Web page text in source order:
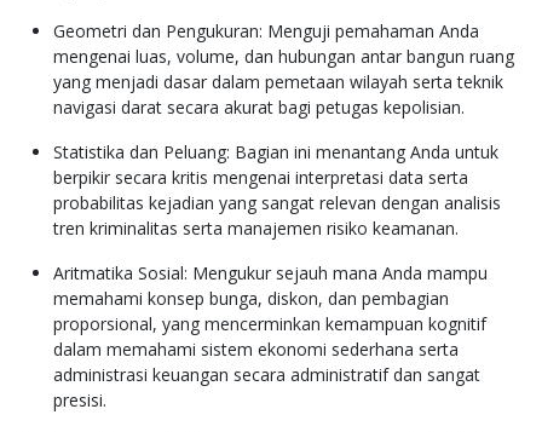
Geometri dan Pengukuran: Menguji pemahaman Anda
mengenai luas, volume, dan hubungan antar bangun ruang
yang menjadi dasar dalam pemetaan wilayah serta teknik
navigasi darat secara akurat bagi petugas kepolisian.
Statistika dan Peluang: Bagian ini menantang Anda untuk
berpikir secara kritis mengenai interpretasi data serta
probabilitas kejadian yang sangat relevan dengan analisis
tren kriminalitas serta manajemen risiko keamanan.
Aritmatika Sosial: Mengukur sejauh mana Anda mampu
memahami konsep bunga, diskon, dan pembagian
proporsional, yang mencerminkan kemampuan kognitif
dalam memahami sistem ekonomi sederhana serta
administrasi keuangan secara administratif dan sangat
presisi.